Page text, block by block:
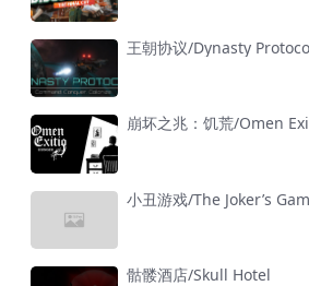
王朝协议/Dynasty
崩坏之兆：饥荒/Omen
小丑游戏/The Joker’s
骷髅酒店/Skull Hotel